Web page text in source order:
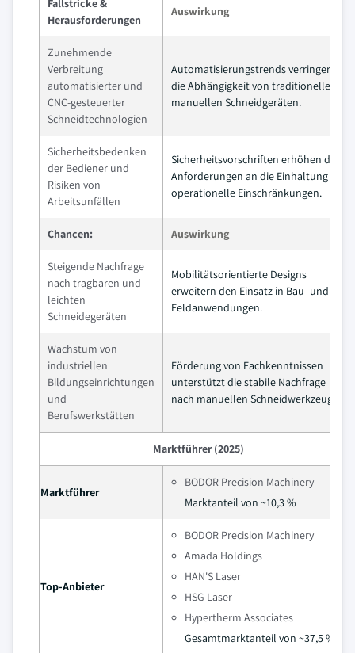
Herausforderungen
Auswirkung
Zunehmende
Verbreitung
automatisierter und
CNC-gesteuerter
Schneidtechnologien
Automatisierungstrends verringern
die Abhängigkeit von traditionellen
manuellen Schneidgeräten.
Sicherheitsbedenken
der Bediener und
Risiken von
Arbeitsunfällen
Sicherheitsvorschriften erhöhen die
Anforderungen an die Einhaltung und
operationelle Einschränkungen.
Chancen: Auswirkung
Steigende Nachfrage
nach tragbaren und
leichten
Schneidegeräten
Mobilitätsorientierte Designs
erweitern den Einsatz in Bau- und
Feldanwendungen.
Wachstum von
industriellen
Bildungseinrichtungen
und
Berufswerkstätten
Förderung von Fachkenntnissen
unterstützt die stabile Nachfrage
nach manuellen Schneidwerkzeugen.
Marktführer (2025)
Marktführer
BODOR Precision Machinery
Marktanteil von ~10,3 %
Top-Anbieter
BODOR Precision Machinery
Amada Holdings
HAN'S Laser
HSG Laser
Hypertherm Associates
Gesamtmarktanteil von ~37,5 %